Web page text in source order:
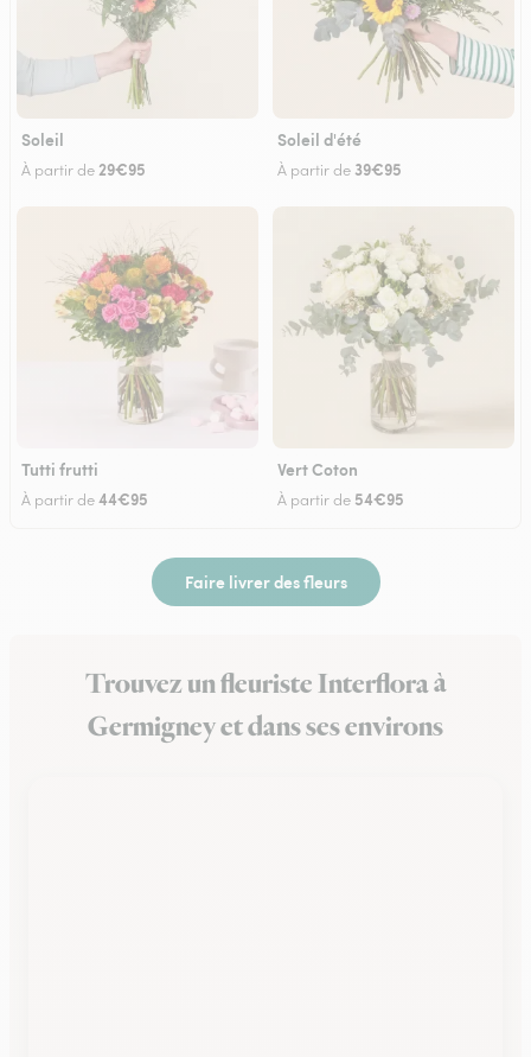
Soleil
À partir de 29€95
Soleil d'été
À partir de 39€95
Tutti frutti
À partir de44€95
Vert Coton
À partir de 54€95
Faire livrer des fleurs
Trouvez un fleuriste Interflora à
Germigney et dans ses environs